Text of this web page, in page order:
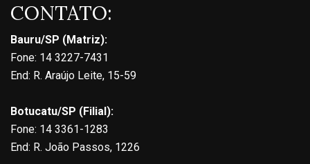
CONTATO:
Bauru/SP (Matriz):
Fone: 14 3227-7431
End: R. Araújo Leite, 15-59
Botucatu/SP (Filial):
Fone: 14 3361-1283
End: R. João Passos, 1226